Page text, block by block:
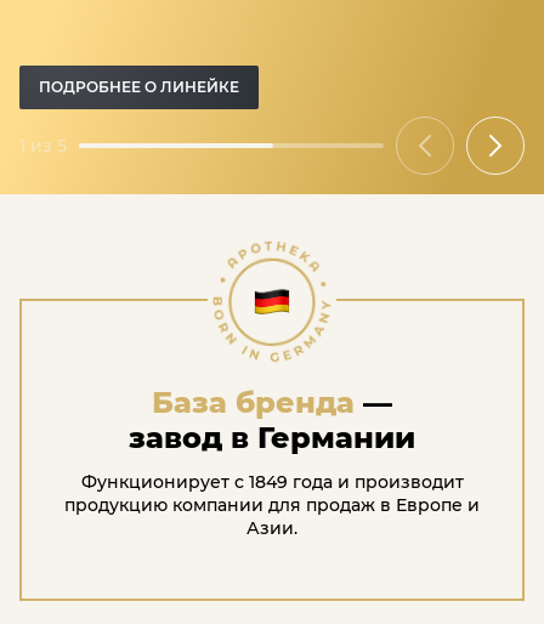
ПОДРОБНЕЕ О ЛИНЕЙКЕ
ПОДРОБНЕЕ О ЛИНЕЙКЕ
ПОДРОБНЕЕ О БРЕНДЕ
ПОДРОБНЕЕ О БРЕНДЕ
ПОДРОБНЕЕ О БРЕНДЕ
1 из 5
База бренда —
завод в Германии
Функционирует с 1849 года и производит
продукцию компании для продаж в Европе и
Азии.